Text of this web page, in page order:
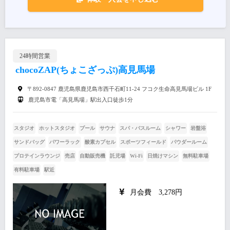
24時間営業
chocoZAP(ちょこざっぷ)高見馬場
〒892-0847 鹿児島県鹿児島市西千石町11-24 フコク生命高見馬場ビル 1F
鹿児島市電「高見馬場」駅出入口徒歩1分
スタジオ ホットスタジオ プール サウナ スパ・バスルーム シャワー 岩盤浴
サンドバッグ パワーラック 酸素カプセル スポーツフィールド パウダールーム
プロテインラウンジ 売店 自動販売機 託児場 Wi-Fi 日焼けマシン 無料駐車場
有料駐車場 駅近
月会費 3,278円